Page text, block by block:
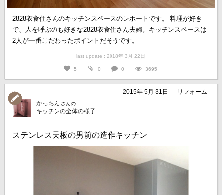
2828衣食住さんのキッチンスペースのレポートです。 料理が好き
で、人を呼ぶのも好きな2828衣食住さん夫婦。キッチンスペースは
2人が一番こだわったポイントだそうです。
last update : 2018年 3月 22日
5 0 0 3695
2015年 5月 31日
リフォーム
かっちん さんの
キッチンの全体の様子
ステンレス天板の男前の造作キッチン